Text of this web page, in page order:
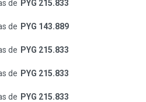
de PYG 215.833
de PYG 143.889
de PYG 215.833
de PYG 215.833
de PYG 215.833